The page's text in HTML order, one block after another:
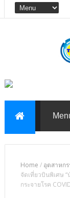
Home / อุตสาหกร
จัดเที่ยวบินพิเศษ
กระจายโรค